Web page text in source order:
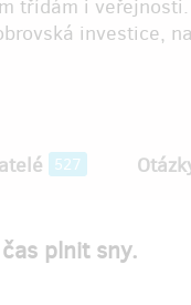
třídám i
investice,
527
plnit sny.